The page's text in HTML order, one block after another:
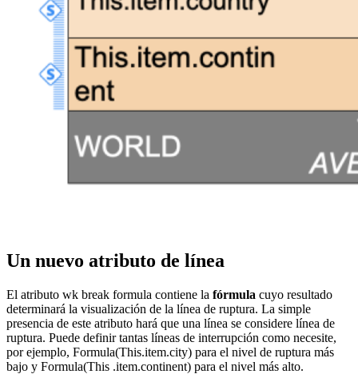
Un nuevo atributo de línea
El atributo wk break formula contiene la fórmula cuyo resultado
determinará la visualización de la línea de ruptura. La simple
presencia de este atributo hará que una línea se considere línea de
ruptura. Puede definir tantas líneas de interrupción como necesite,
por ejemplo, Formula(This.item.city) para el nivel de ruptura más
bajo y Formula(This .item.continent) para el nivel más alto.